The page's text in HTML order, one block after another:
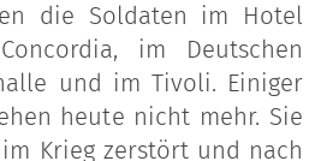
die Soldaten im Hotel
im Deutschen
und im Tivoli. Einiger
heute nicht mehr. Sie
Krieg zerstört und nach